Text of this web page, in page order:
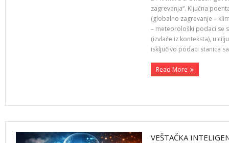
zagrevanja“. Ključna
(globalno zagrevanje –
– meteorološki podaci se
(izvlače iz konteksta), u
isključivo podaci stanica
Read More
VEŠTAČKA